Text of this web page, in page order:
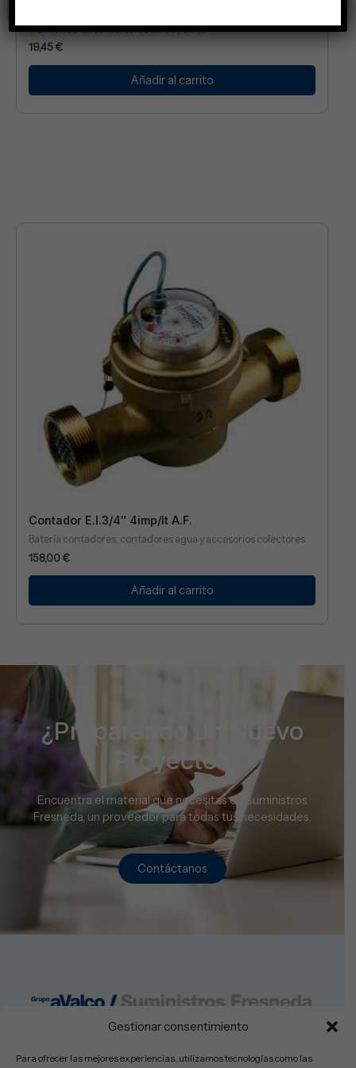
Gestionar consentimiento
Para ofrecer las mejores experiencias, utilizamos tecnologías como las
Adhesivos, siliconas, soldaduras y otros
19,45€
Añadir al carrito
Contador E.I.3/4″ 4imp/lt A.F.
Batería contadores, contadores agua y accesorios colectores
158,00€
Añadir al carrito
¿Preparando un Nuevo
Proyecto?
Encuentra el material que necesitas en Suministros
Fresneda, un proveedor para todas tus necesidades.
Contáctanos
Lunes a Viernes: 08:30-14:00h y 16:00-19:30